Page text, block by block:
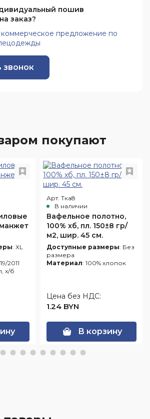
пошив
заказ?
предложение по
звонок
покупают
: XL
2011
х/б
Арт. Тка8
В наличии
Вафельное полотно,
100% хб, пл. 150±8 гр/
м2, шир. 45 см.
Доступные размеры: Без
размера
Материал: 100% хлопок
Цена без НДС:
1.24 BYN
В корзину